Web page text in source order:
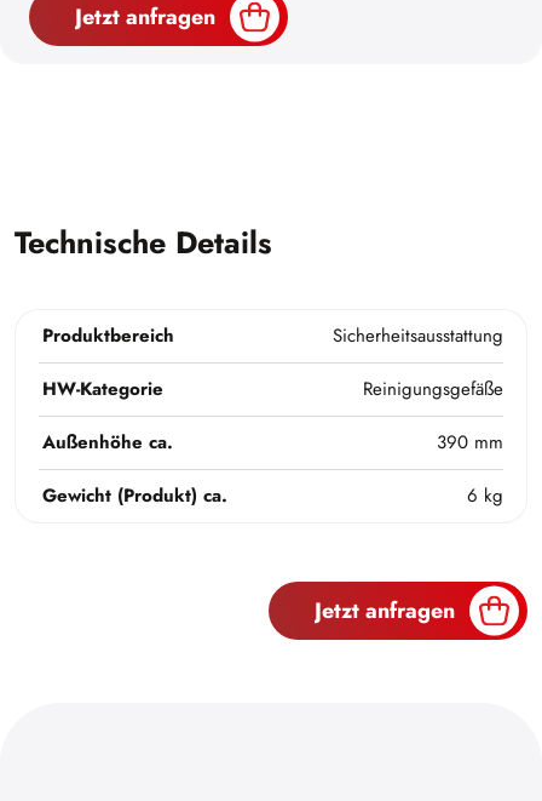
Jetzt anfragen
Technische Details
Produktbereich
Sicherheitsausstattung
HW-Kategorie
Reinigungsgefäße
Außenhöhe ca.
390 mm
Gewicht (Produkt) ca.
6 kg
Jetzt anfragen